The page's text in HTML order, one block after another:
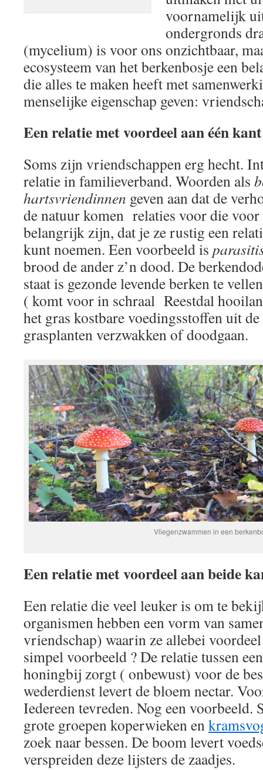
voornamelijk
ondergronds
(mycelium) is voor ons onzichtbaar,
ecosysteem van het berkenbosje een
die alles te maken heeft met
menselijke eigenschap geven:
Een relatie met voordeel aan één
Soms zijn vriendschappen erg hecht.
relatie in familieverband. Woorden als
hartsvriendinnen geven aan dat de
de natuur komen relaties voor die voor
belangrijk zijn, dat je ze rustig een
kunt noemen. Een voorbeeld is
brood de ander z’n dood. De
staat is gezonde levende berken te
( komt voor in schraal Reestdal
het gras kostbare voedingsstoffen uit
grasplanten verzwakken of doodgaan.
Vliegenzwammen in een
Een relatie met voordeel aan beide
Een relatie die veel leuker is om te
organismen hebben een vorm van
vriendschap) waarin ze allebei
simpel voorbeeld ? De relatie tussen
honingbij zorgt ( onbewust) voor de
wederdienst levert de bloem nectar.
Iedereen tevreden. Nog een voorbeeld.
grote groepen koperwieken en
zoek naar bessen. De boom levert
verspreiden deze lijsters de zaadjes.